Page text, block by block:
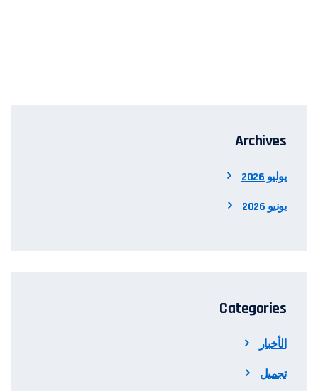
Archives
يوليو 2026
يونيو 2026
Categories
الأخبار
تجميل